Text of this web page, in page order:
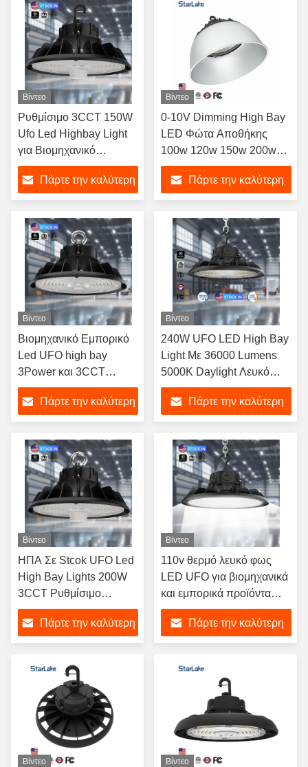
Βίντεο
Ρυθμίσιμο 3CCT 150W
Ufo Led Highbay Light
για Βιομηχανικό
Φωτισμό στις ΗΠΑ
Πάρτε την καλύτερη
Βίντεο
0-10V Dimming High Bay
LED Φώτα Αποθήκης
100w 120w 150w 200w
240w Ρυθμίσιμα
Πάρτε την καλύτερη
Βίντεο
Βιομηχανικό Εμπορικό
Led UFO high bay
3Power και 3CCT
ρυθμιζόμενο 120W
150W 200W 240W
Πάρτε την καλύτερη
Βίντεο
240W UFO LED High Bay
Light Με 36000 Lumens
5000K Daylight Λευκό
IP65 Για Αποθήκη
Πάρτε την καλύτερη
Βίντεο
ΗΠΑ Σε Stcok UFO Led
High Bay Lights 200W
3CCT Ρυθμίσιμο
Highbay Light
Βιομηχανικό φωτισμό
Εμπορικό
Πάρτε την καλύτερη
Βίντεο
110v θερμό λευκό φως
LED UFO για βιομηχανικά
και εμπορικά προϊόντα
υψηλής φωτεινότητας
22500lm/36000lm
Πάρτε την καλύτερη
Βίντεο Βίντεο